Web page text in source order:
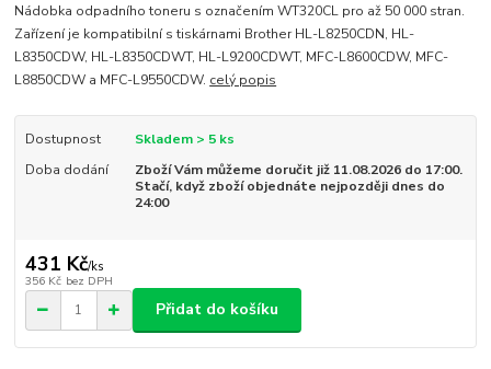
Nádobka odpadního toneru s označením WT320CL pro až 50 000 stran.
Zařízení je kompatibilní s tiskárnami Brother HL-L8250CDN, HL-
L8350CDW, HL-L8350CDWT, HL-L9200CDWT, MFC-L8600CDW, MFC-
L8850CDW a MFC-L9550CDW. celý popis
Dostupnost
Skladem > 5 ks
Doba dodání
Zboží Vám můžeme doručit již 11.08.2026 do 17:00.
Stačí, když zboží objednáte nejpozději dnes do
24:00
431 Kč/ks
356 Kč bez DPH
Přidat do košíku